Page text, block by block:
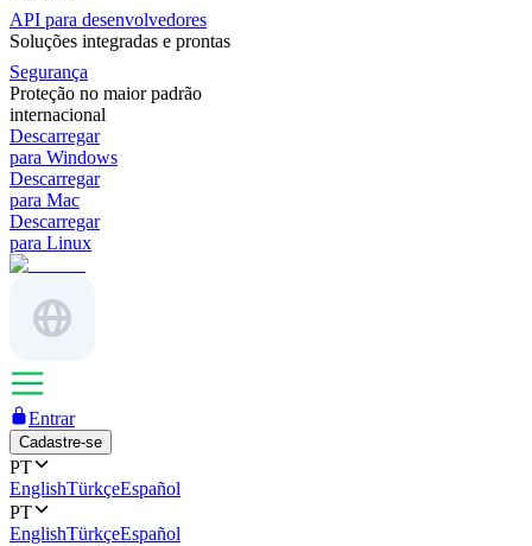
API para desenvolvedores
Soluções integradas e prontas
Segurança
Proteção no maior padrão
internacional
Descarregar
para Windows
Descarregar
para Mac
Descarregar
para Linux
Entrar
Cadastre-se
PT
EnglishTürkçeEspañol
PT
EnglishTürkçeEspañol